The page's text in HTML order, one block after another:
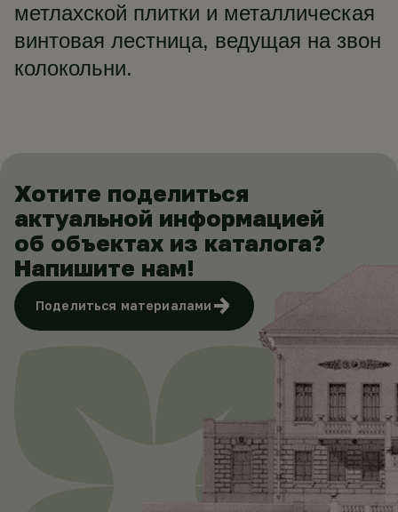
метлахской плитки и металлическая
винтовая лестница, ведущая на звон
колокольни.
Хотите поделиться
актуальной информацией
об объектах из каталога?
Напишите нам!
Поделиться материалами